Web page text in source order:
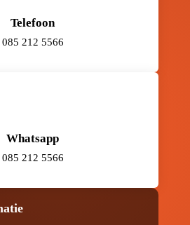
Telefoon
085 212 5566
Whatsapp
085 212 5566